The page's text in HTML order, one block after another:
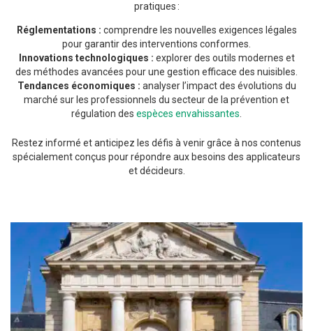
pratiques :
Réglementations : comprendre les nouvelles exigences légales
pour garantir des interventions conformes.
Innovations technologiques : explorer des outils modernes et
des méthodes avancées pour une gestion efficace des nuisibles.
Tendances économiques : analyser l’impact des évolutions du
marché sur les professionnels du secteur de la prévention et
régulation des espèces envahissantes
Restez informé et anticipez les défis à venir grâce à nos contenus
spécialement conçus pour répondre aux besoins des applicateurs
et décideurs.